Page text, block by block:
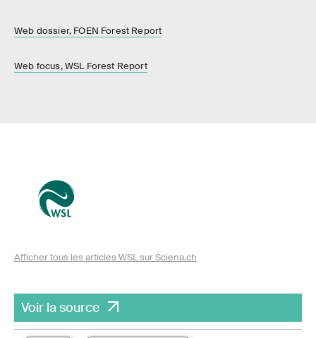
Web dossier, FOEN Forest Report
Web focus, WSL Forest Report
Afficher tous les articles WSL sur Sciena.ch
Voir la source